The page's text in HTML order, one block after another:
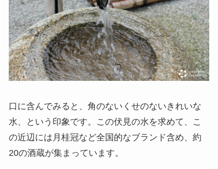
口に含んでみると、角のないくせのないきれいな
水、という印象です。この伏見の水を求めて、こ
の近辺には月桂冠など全国的なブランド含め、約
20の酒蔵が集まっています。